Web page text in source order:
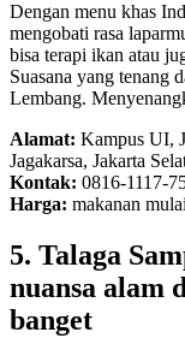
Dengan menu khas
mengobati rasa
bisa terapi ikan atau
Suasana yang tenang
Lembang.
Alamat: Kampus UI,
Jagakarsa, Jakarta
Kontak: 0816-1117-
Harga: makanan
5. Talaga
nuansa alam
banget